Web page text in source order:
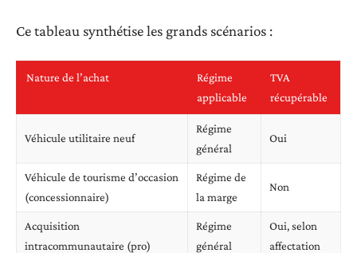
Ce tableau synthétise les grands scénarios :
Nature de l’achat
Régime
applicable
TVA
récupérable
Véhicule utilitaire neuf
Régime
général
Oui
Véhicule de tourisme d’occasion
(concessionnaire)
Régime de
la marge
Non
Acquisition
intracommunautaire (pro)
Régime
général
Oui, selon
affectation